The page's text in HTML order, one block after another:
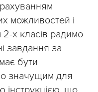
можливостей і
х класів радимо
завдання за
бути
значущим для